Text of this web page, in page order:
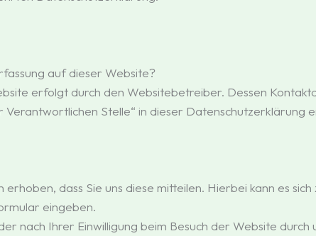
auf dieser Website?
erfolgt durch den Websitebetreiber. Dessen
Verantwortlichen Stelle“ in dieser Datenschutzerklärung
dass Sie uns diese mitteilen. Hierbei kann es sich
eingeben.
nach Ihrer Einwilligung beim Besuch der Website durch